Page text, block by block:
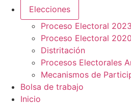
Elecciones
Proceso Electoral
Proceso Electoral
Distritación
Procesos Electorales
Mecanismos de
Bolsa de trabajo
Inicio